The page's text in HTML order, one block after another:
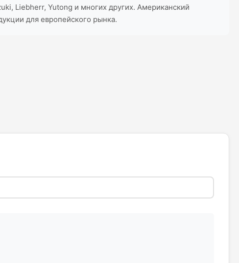
Liebherr, Yutong и многих других. Американский
для европейского рынка.